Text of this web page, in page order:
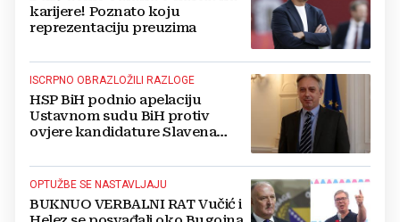
karijere! Poznato koju
reprezentaciju preuzima
ISCRPNO OBRAZLOŽILI RAZLOGE
HSP BiH podnio apelaciju
Ustavnom sudu BiH protiv
ovjere kandidature Slavena
OPTUŽBE SE NASTAVLJAJU
BUKNUO VERBALNI RAT Vučić i